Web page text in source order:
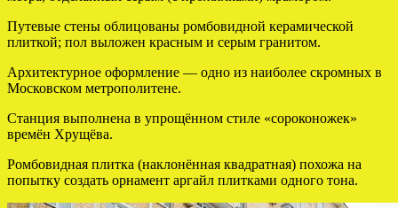
Путевые стены облицованы ромбовидной керамической
плиткой; пол выложен красным и серым гранитом.
Архитектурное оформление — одно из наиболее скромных в
Московском метрополитене.
Станция выполнена в упрощённом стиле «сороконожек»
времён Хрущёва.
Ромбовидная плитка (наклонённая квадратная) похожа на
попытку создать орнамент аргайл плитками одного тона.